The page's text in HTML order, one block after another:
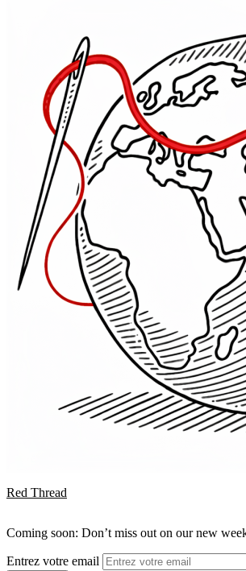
Red Thread
Coming soon: Don’t miss out on our new
Entrez votre email